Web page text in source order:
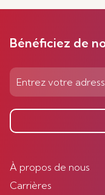
Bénéficiez de
À propos de nous
Carrières